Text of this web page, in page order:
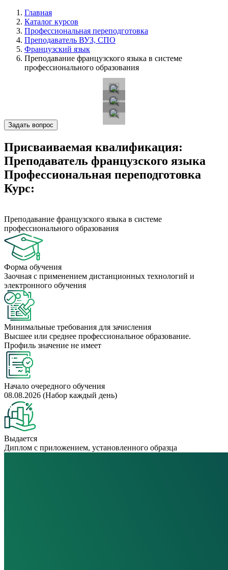
Главная
Каталог курсов
Профессиональная переподготовка
Преподаватель ВУЗ, СПО
Французский язык
Преподавание французского языка в системе
профессионального образования
Задать вопрос
Присваиваемая квалификация:
Преподаватель французского языка
Профессиональная переподготовка
Курс:
Преподавание французского языка в системе
профессионального образования
Форма обучения
Заочная с применением дистанционных технологий и
электронного обучения
Минимальные требования для зачисления
Высшее или среднее профессиональное образование.
Профиль значение не имеет
Начало очередного обучения
08.08.2026 (Набор каждый день)
Выдается
Диплом с приложением, установленного образца